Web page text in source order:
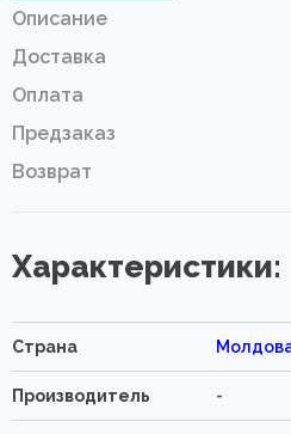
Описание
Доставка
Оплата
Предзаказ
Возврат
Характеристики:
Страна
Производитель -